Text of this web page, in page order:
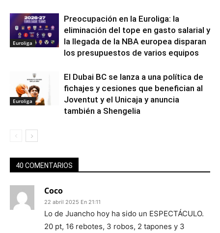
Euroliga
Preocupación en la Euroliga: la
eliminación del tope en gasto salarial y
la llegada de la NBA europea disparan
los presupuestos de varios equipos
Euroliga
El Dubai BC se lanza a una política de
fichajes y cesiones que benefician al
Joventut y el Unicaja y anuncia
también a Shengelia
40 COMENTARIOS
Coco
22 abril 2025 En 21:11
Lo de Juancho hoy ha sido un ESPECTÁCULO.
20 pt, 16 rebotes, 3 robos, 2 tapones y 3